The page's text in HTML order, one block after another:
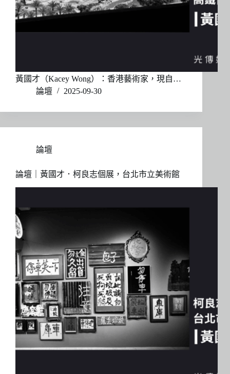
黃國才（Kacey Wong）：香港藝術家，現自…
論壇
2025-09-30
論壇
論壇｜黃國才．柯良志個展，台北市立美術館